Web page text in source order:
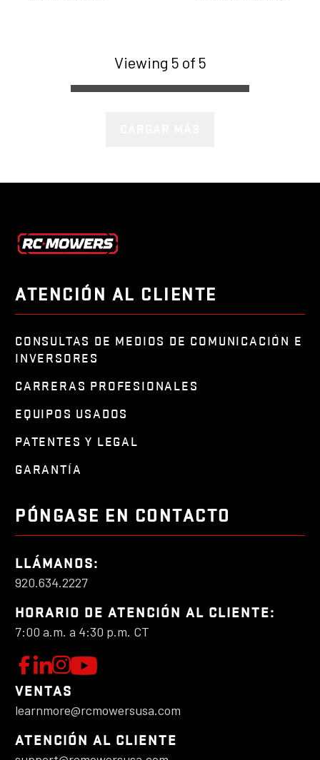
Viewing 5 of 5
ATENCIÓN AL CLIENTE
CONSULTAS DE MEDIOS DE COMUNICACIÓN E
INVERSORES
CARRERAS PROFESIONALES
EQUIPOS USADOS
PATENTES Y LEGAL
GARANTÍA
PÓNGASE EN CONTACTO
LLÁMANOS:
920.634.2227
HORARIO DE ATENCIÓN AL CLIENTE:
7:00 a.m. a 4:30 p.m. CT
S
í
g
u
e
C
o
n
e
c
S
í
u
e
M
r
a
VENTAS
learnmore@rcmowersusa.com
ATENCIÓN AL CLIENTE